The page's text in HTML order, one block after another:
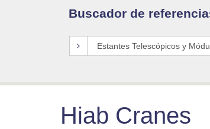
Buscador de
Hiab Cranes